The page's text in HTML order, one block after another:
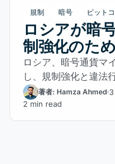
規制 暗号 ビット
ロシアが暗
制強化のた
ロシア、暗号通貨マ
し、規制強化と違法
著者: Hamza Ahmed
2 min read